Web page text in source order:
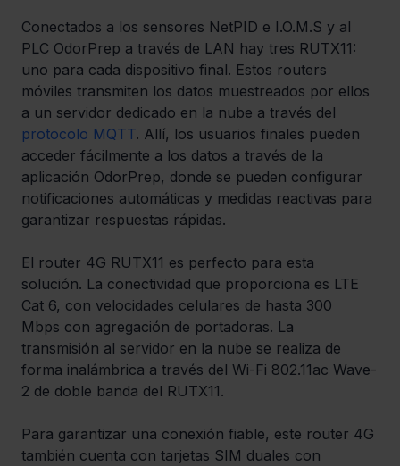
Conectados a los sensores NetPID e I.O.M.S y al
PLC OdorPrep a través de LAN hay tres RUTX11:
uno para cada dispositivo final. Estos routers
móviles transmiten los datos muestreados por ellos
a un servidor dedicado en la nube a través del
protocolo MQTT. Allí, los usuarios finales pueden
acceder fácilmente a los datos a través de la
aplicación OdorPrep, donde se pueden configurar
notificaciones automáticas y medidas reactivas para
garantizar respuestas rápidas.
El router 4G RUTX11 es perfecto para esta
solución. La conectividad que proporciona es LTE
Cat 6, con velocidades celulares de hasta 300
Mbps con agregación de portadoras. La
transmisión al servidor en la nube se realiza de
forma inalámbrica a través del Wi-Fi 802.11ac Wave-
2 de doble banda del RUTX11.
Para garantizar una conexión fiable, este router 4G
también cuenta con tarjetas SIM duales con